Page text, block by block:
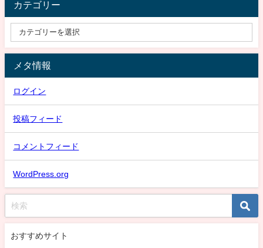
カテゴリー
メタ情報
ログイン
投稿フィード
コメントフィード
WordPress.org
おすすめサイト